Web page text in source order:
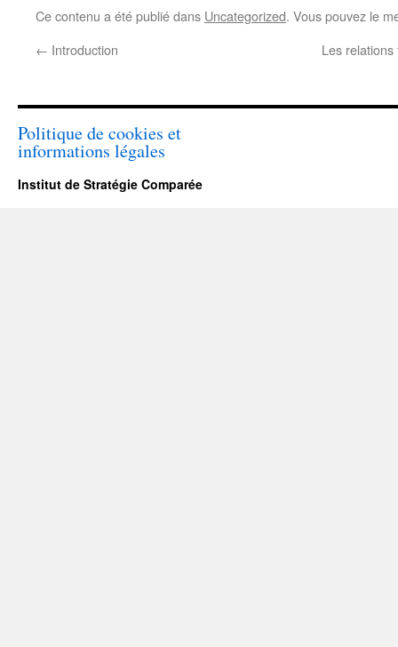
Ce contenu a été publié dans Uncategorized. Vous pouvez le
← Introduction Les
Politique de cookies et
informations légales
Institut de Stratégie Comparée